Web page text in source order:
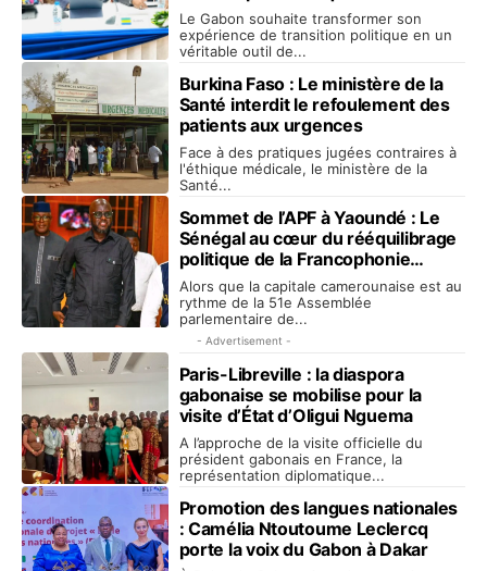
francophone
Le Gabon souhaite transformer son
expérience de transition politique en un
véritable outil de...
Burkina Faso : Le ministère de la
Santé interdit le refoulement des
patients aux urgences
Face à des pratiques jugées contraires à
l'éthique médicale, le ministère de la
Santé...
Sommet de l’APF à Yaoundé : Le
Sénégal au cœur du rééquilibrage
politique de la Francophonie
parlementaire
Alors que la capitale camerounaise est au
rythme de la 51e Assemblée
parlementaire de...
- Advertisement -
Paris-Libreville : la diaspora
gabonaise se mobilise pour la
visite d’État d’Oligui Nguema
A l’approche de la visite officielle du
président gabonais en France, la
représentation diplomatique...
Promotion des langues nationales
: Camélia Ntoutoume Leclercq
porte la voix du Gabon à Dakar